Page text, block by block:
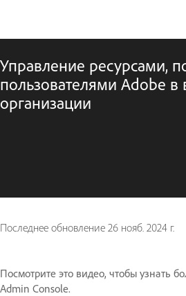
Управление ресурсами,
пользователями Adobe в
организации
Последнее обновление 26 нояб. 2024 г.
Посмотрите это видео, чтобы узнать
Admin Console.